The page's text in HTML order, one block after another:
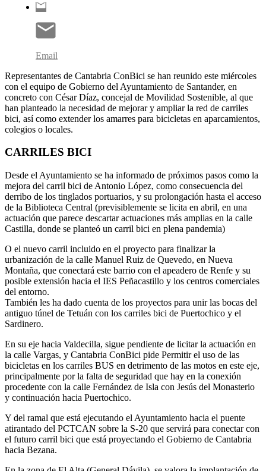
Email
Representantes de Cantabria ConBici se han reunido este miércoles
con el equipo de Gobierno del Ayuntamiento de Santander, en
concreto con César Díaz, concejal de Movilidad Sostenible, al que
han planteado la necesidad de mejorar y ampliar la red de carriles
bici, así como extender los amarres para bicicletas en aparcamientos,
colegios o locales.
CARRILES BICI
Desde el Ayuntamiento se ha informado de próximos pasos como la
mejora del carril bici de Antonio López, como consecuencia del
derribo de los tinglados portuarios, y su prolongación hasta el acceso
de la Biblioteca Central (previsiblemente se licita en abril, en una
actuación que parece descartar actuaciones más amplias en la calle
Castilla, donde se planteó un carril bici en plena pandemia)
O el nuevo carril incluido en el proyecto para finalizar la
urbanización de la calle Manuel Ruiz de Quevedo, en Nueva
Montaña, que conectará este barrio con el apeadero de Renfe y su
posible extensión hacia el IES Peñacastillo y los centros comerciales
del entorno.
También les ha dado cuenta de los proyectos para unir las bocas del
antiguo túnel de Tetuán con los carriles bici de Puertochico y el
Sardinero.
En su eje hacia Valdecilla, sigue pendiente de licitar la actuación en
la calle Vargas, y Cantabria ConBici pide Permitir el uso de las
bicicletas en los carriles BUS en detrimento de las motos en este eje,
principalmente por la falta de seguridad que hay en la conexión
procedente con la calle Fernández de Isla con Jesús del Monasterio
y continuación hacia Puertochico.
Y del ramal que está ejecutando el Ayuntamiento hacia el puente
atirantado del PCTCAN sobre la S-20 que servirá para conectar con
el futuro carril bici que está proyectando el Gobierno de Cantabria
hacia Bezana.